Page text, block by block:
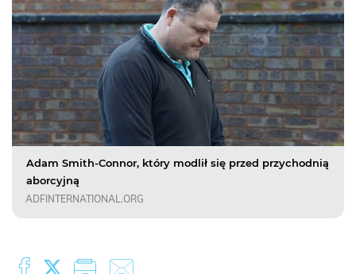
Adam Smith-Connor, który modlił się przed przychodnią
aborcyjną
ADFINTERNATIONAL.ORG